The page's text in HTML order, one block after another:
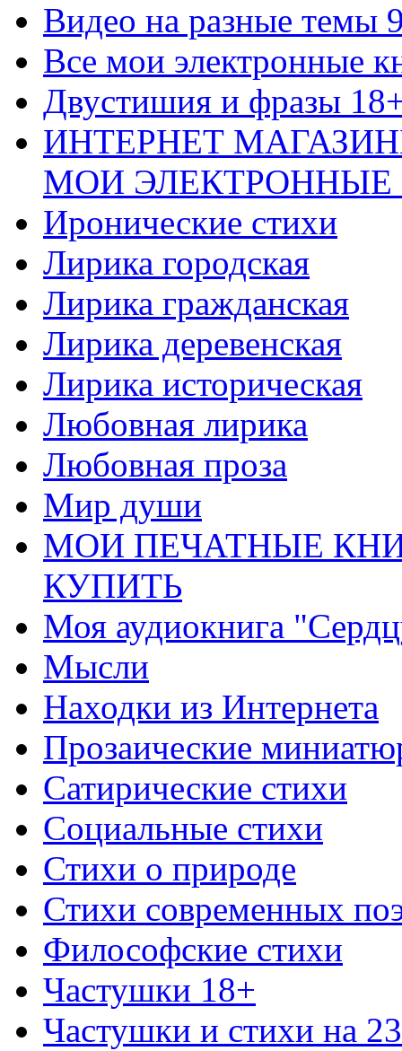
Видео на разные темы
Все мои электронные
Двустишия и фразы
ИНТЕРНЕТ
МОИ ЭЛЕКТРОННЫЕ
Иронические стихи
Лирика городская
Лирика гражданская
Лирика деревенская
Лирика историческая
Любовная лирика
Любовная проза
Мир души
МОИ ПЕЧАТНЫЕ
КУПИТЬ
Моя аудиокнига
Мысли
Находки из Интернета
Прозаические
Сатирические стихи
Социальные стихи
Стихи о природе
Стихи современных
Философские стихи
Частушки 18+
Частушки и стихи на